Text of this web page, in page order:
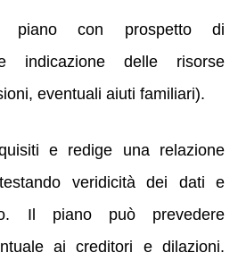
piano con prospetto di
indicazione delle risorse
eventuali aiuti familiari).
e redige una relazione
veridicità dei dati e
Il piano può prevedere
ai creditori e dilazioni.